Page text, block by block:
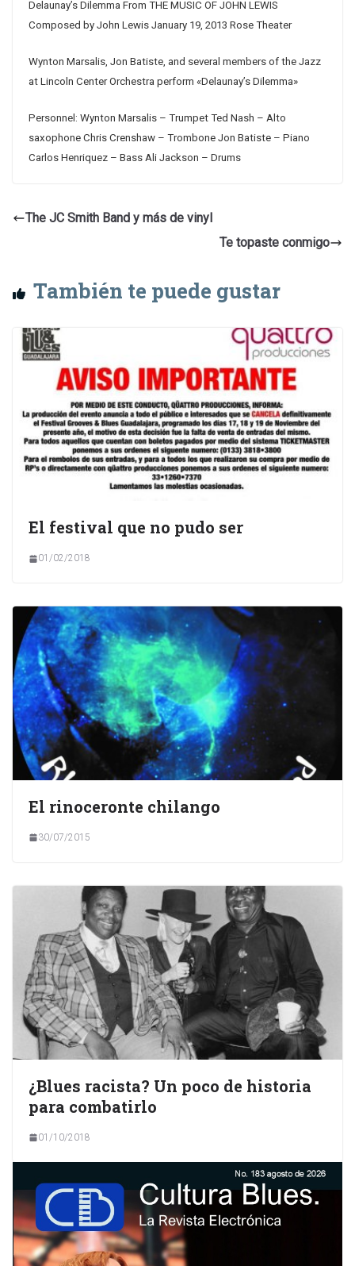
Delaunay’s Dilemma From THE MUSIC OF JOHN LEWIS
Composed by John Lewis January 19, 2013 Rose Theater
Wynton Marsalis, Jon Batiste, and several members of the Jazz
at Lincoln Center Orchestra perform «Delaunay’s Dilemma»
Personnel: Wynton Marsalis – Trumpet Ted Nash – Alto
saxophone Chris Crenshaw – Trombone Jon Batiste – Piano
Carlos Henriquez – Bass Ali Jackson – Drums
The JC Smith Band y más de vinyl
Te topaste conmigo
También te puede gustar
El festival que no pudo ser
01/02/2018
El rinoceronte chilango
30/07/2015
¿Blues racista? Un poco de historia
para combatirlo
01/10/2018